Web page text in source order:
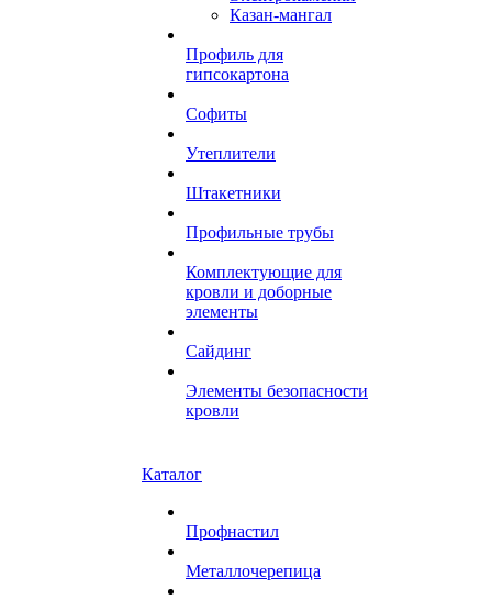
Казан-мангал
Профиль для
гипсокартона
Софиты
Утеплители
Штакетники
Профильные трубы
Комплектующие для
кровли и доборные
элементы
Сайдинг
Элементы безопасности
кровли
Каталог
Профнастил
Металлочерепица